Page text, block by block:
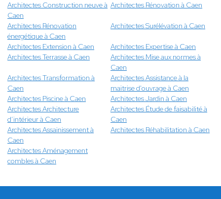
Architectes Construction neuve à
Caen
Architectes Rénovation à Caen
Architectes Rénovation
énergétique à Caen
Architectes Surélévation à Caen
Architectes Extension à Caen
Architectes Expertise à Caen
Architectes Terrasse à Caen
Architectes Mise aux normes à
Caen
Architectes Transformation à
Caen
Architectes Assistance à la
maitrise d'ouvrage à Caen
Architectes Piscine à Caen
Architectes Jardin à Caen
Architectes Architecture
d’intérieur à Caen
Architectes Étude de faisabilité à
Caen
Architectes Assainissement à
Caen
Architectes Réhabilitation à Caen
Architectes Aménagement
combles à Caen